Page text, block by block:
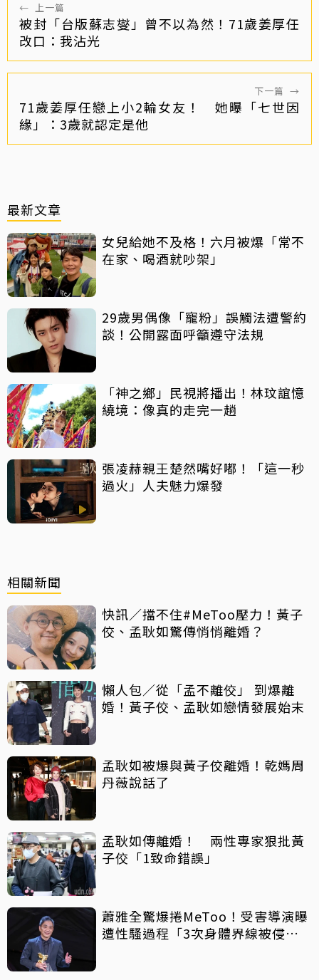
← 上一篇
被封「台版蘇志燮」曾不以為然！71歲姜厚任
改口：我沾光
下一篇 →
71歲姜厚任戀上小2輪女友！ 她曝「七世因
緣」：3歲就認定是他
最新文章
女兒給她不及格！六月被爆「常不
在家、喝酒就吵架」
29歲男偶像「寵粉」誤觸法遭警約
談！公開露面呼籲遵守法規
「神之鄉」民視將播出！林玟誼憶
繞境：像真的走完一趟
張凌赫親王楚然嘴好嘟！「這一秒
過火」人夫魅力爆發
相關新聞
快訊／擋不住#MeToo壓力！黃子
佼、孟耿如驚傳悄悄離婚？
懶人包／從「孟不離佼」 到爆離
婚！黃子佼、孟耿如戀情發展始末
孟耿如被爆與黃子佼離婚！乾媽周
丹薇說話了
孟耿如傳離婚！ 兩性專家狠批黃
子佼「1致命錯誤」
蕭雅全驚爆捲MeToo！受害導演曝
遭性騷過程「3次身體界線被侵